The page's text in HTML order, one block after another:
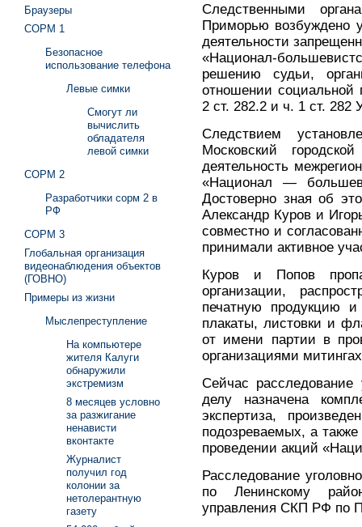
Следственными
Приморью возбуждено
деятельности
«Национал-
решению судьи,
отношении социальной
2 ст. 282.2 и ч. 1 ст. 282
Следствием
Московский
деятельность
«Национал —
Достоверно зная об
Александр Куров и
совместно и
принимали активное
Куров и Попов
организации,
печатную продукцию
плакаты, листовки и
от имени партии в
организациями
Сейчас расследование
делу назначена
экспертиза,
подозреваемых, а
проведении акций
Расследование
по Ленинскому
управления СКП РФ по
Браузеры
СОРМ 1
Безопасное
использование телефона
Левые симки
Смогут ли
вычислить
обладателя
левой симки
СОРМ 2
Разработчики сорм 2 в
РФ
СОРМ 3
Глобальная организация
видеонаблюдения объектов
(ГОВНО)
Примеры из жизни
Мыслепреступление
На компьютере
жителя Калуги
обнаружили
экстремизм
8 месяцев условно
за разжигание
ненависти
вконтакте
Журналист
получил год
колонии за
нетолерантную
газету